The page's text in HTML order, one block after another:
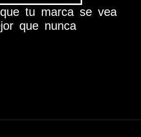
tu marca se vea
que nunca